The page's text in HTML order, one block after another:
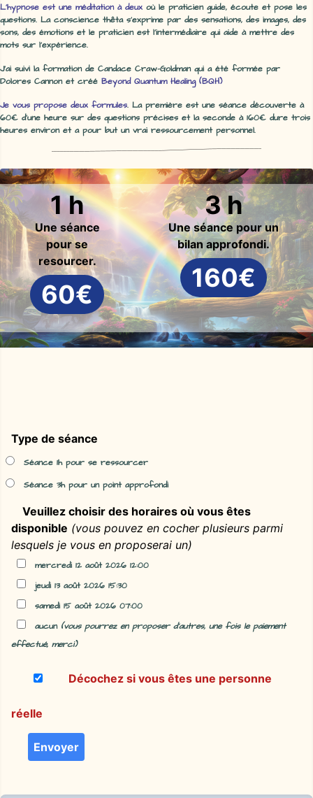
L'hypnose est une méditation à deux où le praticien guide, écoute et pose les
questions. La conscience thêta s'exprime par des sensations, des images, des
sons, des émotions et le praticien est l'intermédiaire qui aide à mettre des
mots sur l'expérience.
J'ai suivi la formation de Candace Craw-Goldman qui a été formée par
Dolores Cannon et créé Beyond Quantum Healing (BQH)
Je vous propose deux formules. La première est une séance découverte à
60€ d'une heure sur des questions précises et la seconde à 160€ dure trois
heures environ et a pour but un vrai ressourcement personnel.
1 h
Une séance
pour se
resourcer.
60€
3 h
Une séance pour un
bilan approfondi.
160€
Type de séance
Séance 1h pour se ressourcer
Séance 3h pour un point approfondi
Veuillez choisir des horaires où vous êtes
disponible (vous pouvez en cocher plusieurs parmi
lesquels je vous en proposerai un)
mercredi 12 août 2026 12:00
jeudi 13 août 2026 15:30
samedi 15 août 2026 07:00
aucun (vous pourrez en proposer d'autres, une fois le paiement
effectué, merci)
Décochez si vous êtes une personne
réelle